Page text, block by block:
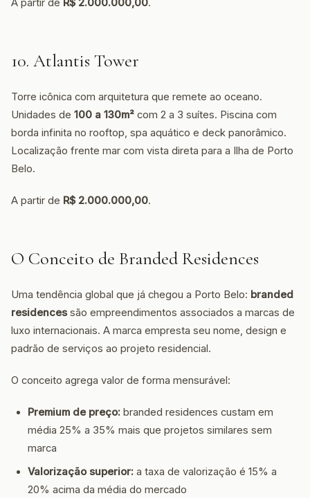
A partir de R$ 2.000.000,00.
10. Atlantis Tower
Torre icônica com arquitetura que remete ao oceano.
Unidades de 100 a 130m² com 2 a 3 suítes. Piscina com
borda infinita no rooftop, spa aquático e deck panorâmico.
Localização frente mar com vista direta para a Ilha de Porto
Belo.
A partir de R$ 2.000.000,00.
O Conceito de Branded Residences
Uma tendência global que já chegou a Porto Belo: branded
residencessão empreendimentos associados a marcas de
luxo internacionais. A marca empresta seu nome, design e
padrão de serviços ao projeto residencial.
O conceito agrega valor de forma mensurável:
Premium de preço: branded residences custam em
média 25% a 35% mais que projetos similares sem
marca
Valorização superior: a taxa de valorização é 15% a
20% acima da média do mercado